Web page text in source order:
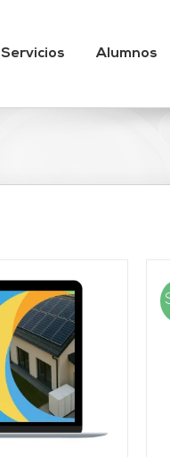
Servicios Alumnos
/ DETALLES